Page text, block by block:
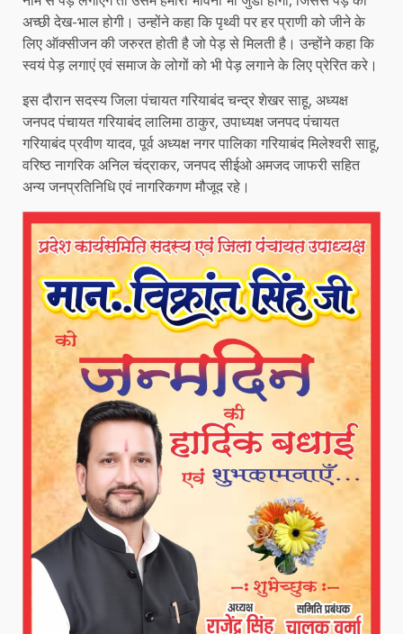
अच्छी देख-भाल होगी। उन्होंने कहा कि पृथ्वी पर हर प्राणी को जीने के
लिए ऑक्सीजन की जरुरत होती है जो पेड़ से मिलती है। उन्होंने कहा कि
स्वयं पेड़ लगाएं एवं समाज के लोगों को भी पेड़ लगाने के लिए प्रेरित करे।
इस दौरान सदस्य जिला पंचायत गरियाबंद चन्द्र शेखर साहू, अध्यक्ष
जनपद पंचायत गरियाबंद लालिमा ठाकुर, उपाध्यक्ष जनपद पंचायत
गरियाबंद प्रवीण यादव, पूर्व अध्यक्ष नगर पालिका गरियाबंद मिलेश्वरी साहू,
वरिष्ठ नागरिक अनिल चंद्राकर, जनपद सीईओ अमजद जाफरी सहित
अन्य जनप्रतिनिधि एवं नागरिकगण मौजूद रहे।